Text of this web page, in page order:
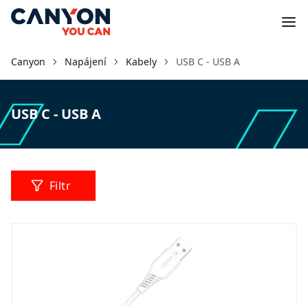
Canyon Napájení Kabely USB C - USB A
USB C - USB A
Filtr